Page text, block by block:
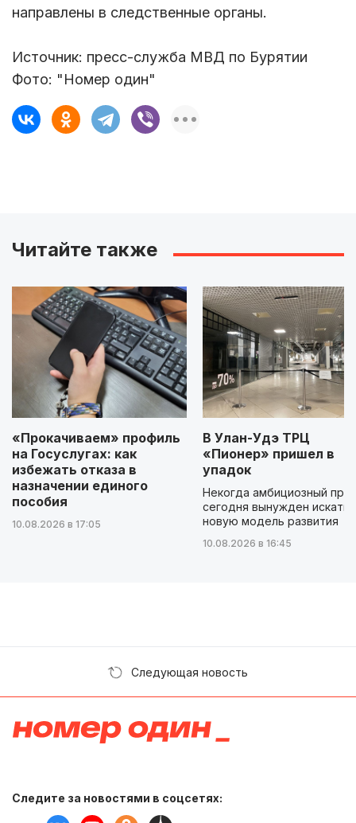
направлены в следственные органы.
Источник: пресс-служба МВД по Бурятии
Фото: "Номер один"
Читайте также
«Прокачиваем» профиль
на Госуслугах: как
избежать отказа в
назначении единого
пособия
10.08.2026 в 17:05
В Улан-Удэ ТРЦ
«Пионер» пришел в
упадок
Некогда амбициозный
сегодня вынужден искать
новую модель развития
10.08.2026 в 16:45
Следующая новость
Следите за новостями в соцсетях: